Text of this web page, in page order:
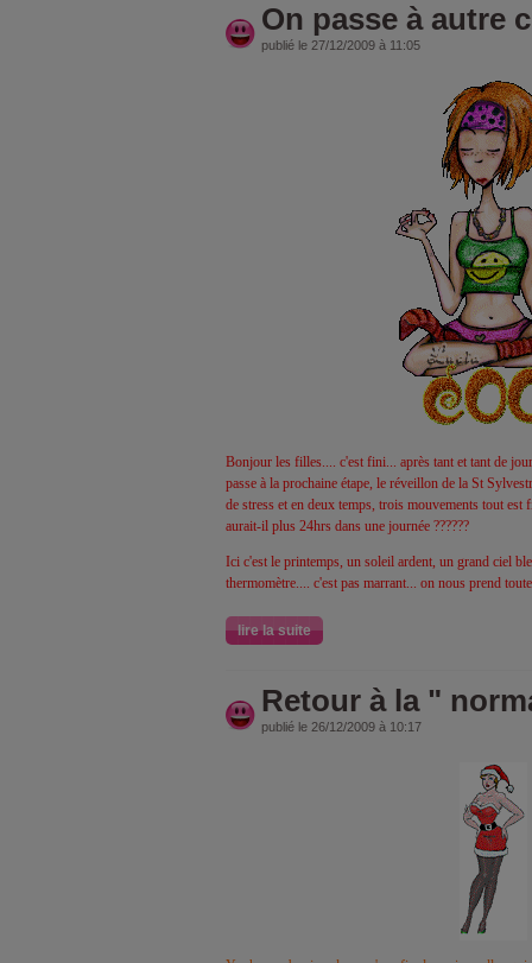
On passe à autre
publié le 27/12/2009 à 11:05
Bonjour les filles.... c'est fini... après tant et tant de
passe à la prochaine étape, le réveillon de la St
de stress et en deux temps, trois mouvements tout
aurait-il plus 24hrs dans une journée ??????
Ici c'est le printemps, un soleil ardent, un grand ciel
thermomètre.... c'est pas marrant... on nous prend
lire la suite
Retour à la "
publié le 26/12/2009 à 10:17